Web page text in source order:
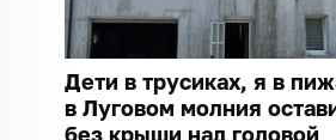
Дети в трусиках, я в
в Луговом молния
без крыши над головой